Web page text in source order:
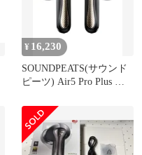
¥ 16,230
SOUNDPEATS(サウンド
ピーツ) Air5 Pro Plus ワイ
MEMS×10mm ハイブリッ
ドドライバー搭載、ハイ
レゾ対応（LDAC/aptX
Lossless）、Snapdragon